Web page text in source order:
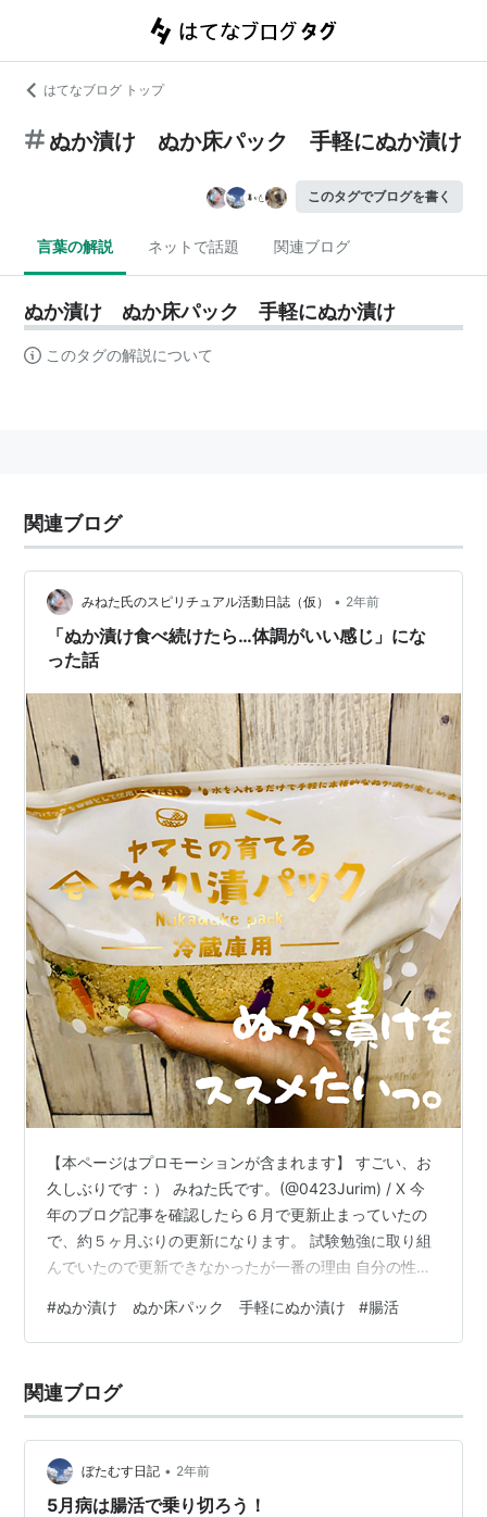
はてなブログ トップ
ぬか漬け ぬか床パック 手軽にぬか漬け
このタグでブログを書く
言葉の解説 ネットで話題 関連ブログ
ぬか漬け ぬか床パック 手軽にぬか漬け
このタグの解説について
関連ブログ
みねた氏のスピリチュアル活動日誌（仮） • 2年前
「ぬか漬け食べ続けたら…体調がいい感じ」にな
った話
【本ページはプロモーションが含まれます】 すごい、お
久しぶりです：） みねた氏です。(@0423Jurim) / X 今
年のブログ記事を確認したら６月で更新止まっていたの
で、約５ヶ月ぶりの更新になります。 試験勉強に取り組
んでいたので更新できなかったが一番の理由 自分の性格
新しなかった。 毎日、どこかの時間で「資格勉強」しな
いといけなかったので風邪などの体調不良は天敵 食べ続
ならなくなった その２ 体調不良が少なくなった気がする
その３ 疲れにくくなった感じがある 準備物を色々買わな
#ぬか漬け ぬか床パック 手軽にぬか漬け #腸活
関連ブログ
ぼたむす日記 • 2年前
5月病は腸活で乗り切ろう！